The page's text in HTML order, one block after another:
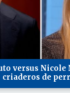
versus
criaderos de